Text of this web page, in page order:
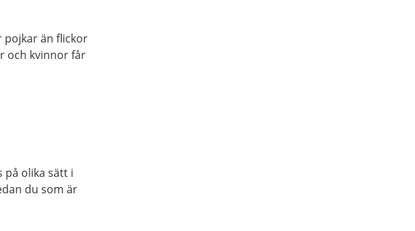
pojkar än flickor
och kvinnor får
på olika sätt i
du som är